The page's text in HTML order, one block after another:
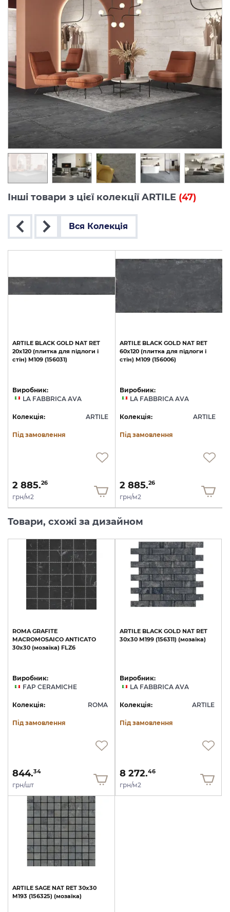
Інші товари з цієї колекції ARTILE (47)
Вся Колекція
ARTILE BLACK GOLD NAT RET
20х120 (плитка для підлоги і
стін) M109 (156031)
Виробник:
LA FABBRICA AVA
Колекція: ARTILE
Під замовлення
2 885.26
грн/м2
ARTILE BLACK GOLD NAT RET
60х120 (плитка для підлоги і
стін) M109 (156006)
Виробник:
LA FABBRICA AVA
Колекція: ARTILE
Під замовлення
2 885.26
грн/м2
Товари, схожі за дизайном
ROMA GRAFITE
MACROMOSAICO ANTICATO
30x30 (мозаїка) FLZ6
Виробник:
FAP CERAMICHE
Колекція: ROMA
Під замовлення
844.34
грн/шт
ARTILE BLACK GOLD NAT RET
30х30 M199 (156311) (мозаїка)
Виробник:
LA FABBRICA AVA
Колекція: ARTILE
Під замовлення
8 272.46
грн/м2
ARTILE SAGE NAT RET 30х30
M193 (156325) (мозаїка)